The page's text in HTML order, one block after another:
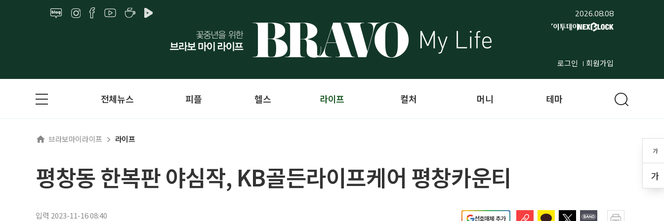
2026.08.08
로그인 회원가입
가
가
전체뉴스 피플 헬스 라이프 컬처 머니 테마
브라보마이라이프 라이프
평창동 한복판 야심작, KB골든라이프케어 평창카운티
입력 2023-11-16 08:40 선호매체 추가